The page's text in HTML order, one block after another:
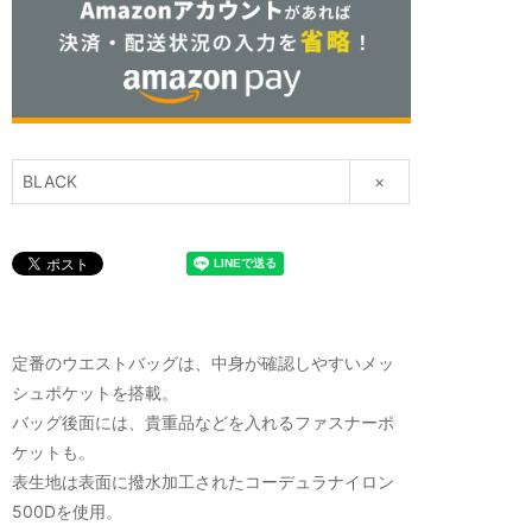
BLACK ×
定番のウエストバッグは、中身が確認しやすいメッ
シュポケットを搭載。
バッグ後面には、貴重品などを入れるファスナーポ
ケットも。
表生地は表面に撥水加工されたコーデュラナイロン
500Dを使用。